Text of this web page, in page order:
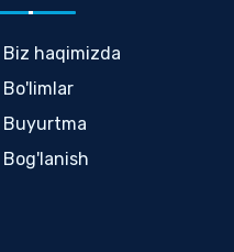
Biz haqimizda
Bo'limlar
Buyurtma
Bog'lanish